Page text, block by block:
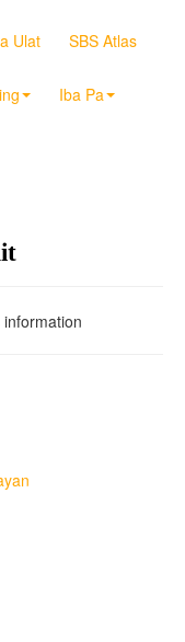
Ulat SBS Atlas
Iba Pa